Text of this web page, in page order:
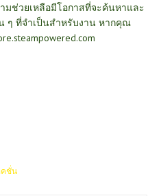
มช่วยเหลือมีโอกาสที่จะค้นหาและ
ๆ ที่จำเป็นสำหรับงาน หากคุณ
คชั่น